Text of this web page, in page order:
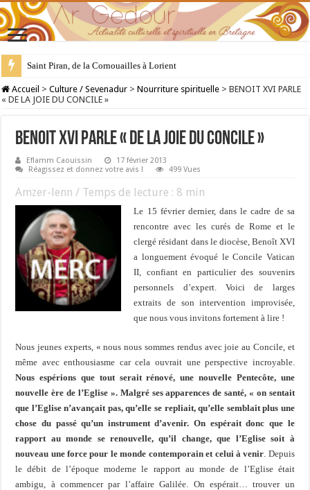
28 juillet : Saint Samson de Dol, père de la Bretagne chrétienne
Accueil > Culture / Sevenadur > Nourriture spirituelle > BENOIT XVI PARLE
« DE LA JOIE DU CONCILE »
BENOIT XVI PARLE « DE LA JOIE DU CONCILE »
Eflamm Caouissin
17 février 2013
Réagissez et donnez votre avis !
499 Vues
Amzer-lenn / Temps de lecture : 8 min
Le 15 février dernier, dans le cadre de sa
rencontre avec les curés de Rome et le
clergé résidant dans le diocèse, Benoît XVI
a longuement évoqué le Concile Vatican
II, confiant en particulier des souvenirs
personnels d’expert. Voici de larges
extraits de son intervention improvisée,
que nous vous invitons fortement à lire !
Nous jeunes experts, « nous nous sommes rendus avec joie au Concile, et
même avec enthousiasme car cela ouvrait une perspective incroyable.
Nous espérions que tout serait rénové, une nouvelle Pentecôte, une
nouvelle ère de l’Eglise ». Malgré ses apparences de santé, « on sentait
que l’Eglise n’avançait pas, qu’elle se repliait, qu’elle semblait plus une
chose du passé qu’un instrument d’avenir. On espérait donc que le
rapport au monde se renouvelle, qu’il change, que l’Eglise soit à
nouveau une force pour le monde contemporain et celui à venir . Depuis
le débit de l’époque moderne le rapport au monde de l’Eglise était
ambigu, à commencer par l’affaire Galilée. On espérait… trouver un